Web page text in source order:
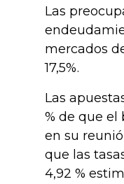
Las
mercados
17,5%.
Las
% de que el
en su
que las
4,92 %